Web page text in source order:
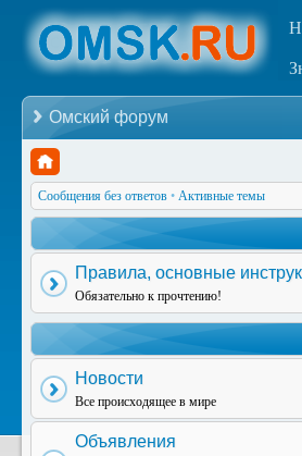
Омский форум
Сообщения без ответов • Активные темы
Правила, основные
Обязательно к прочтению!
Новости
Все происходящее в мире
Объявления